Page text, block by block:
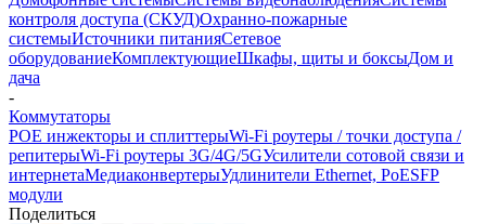
контроля доступа (СКУД)Охранно-пожарные
системыИсточники питанияСетевое
оборудованиеКомплектующиеШкафы, щиты и боксыДом и
дача
-
Коммутаторы
POE инжекторы и сплиттерыWi-Fi роутеры / точки доступа /
репитерыWi-Fi роутеры 3G/4G/5GУсилители сотовой связи и
интернетаМедиаконвертерыУдлинители Ethernet, PoESFP
модули
Поделиться